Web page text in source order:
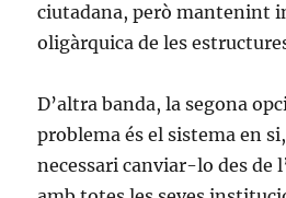
ciutadana, però mantenint
oligàrquica de les
D’altra banda, la segona
problema és el sistema en
necessari canviar-lo des de